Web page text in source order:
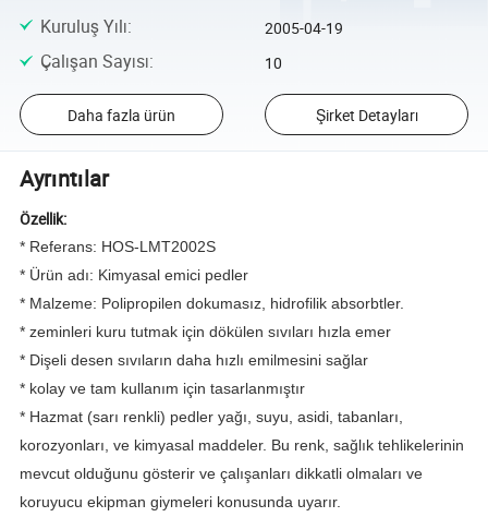
Kuruluş Yılı: 2005-04-19
Çalışan Sayısı: 10
Daha fazla ürün Şirket Detayları
Ayrıntılar
Özellik:
* Referans: HOS-LMT2002S
* Ürün adı: Kimyasal emici pedler
* Malzeme: Polipropilen dokumasız, hidrofilik absorbtler.
* zeminleri kuru tutmak için dökülen sıvıları hızla emer
* Dişeli desen sıvıların daha hızlı emilmesini sağlar
* kolay ve tam kullanım için tasarlanmıştır
* Hazmat (sarı renkli) pedler yağı, suyu, asidi, tabanları,
korozyonları, ve kimyasal maddeler. Bu renk, sağlık tehlikelerinin
mevcut olduğunu gösterir ve çalışanları dikkatli olmaları ve
koruyucu ekipman giymeleri konusunda uyarır.